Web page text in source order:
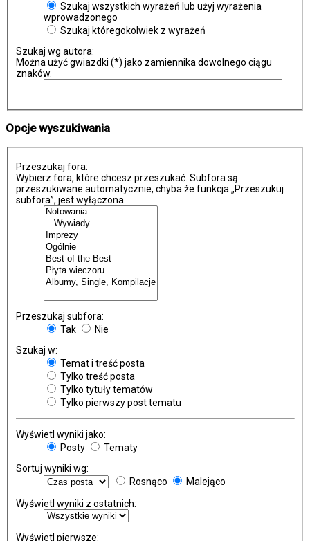
Szukaj wszystkich wyrażeń lub użyj wyrażenia
wprowadzonego
Szukaj któregokolwiek z wyrażeń
Szukaj wg autora:
Można użyć gwiazdki (*) jako zamiennika dowolnego ciągu
znaków.
Opcje wyszukiwania
Przeszukaj fora:
Wybierz fora, które chcesz przeszukać. Subfora są
przeszukiwane automatycznie, chyba że funkcja „Przeszukuj
subfora”, jest wyłączona.
Przeszukaj subfora:
Tak
Nie
Szukaj w:
Temat i treść posta
Tylko treść posta
Tylko tytuły tematów
Tylko pierwszy post tematu
Wyświetl wyniki jako:
Posty
Tematy
Sortuj wyniki wg:
Rosnąco
Malejąco
Wyświetl wyniki z ostatnich:
Wyświetl pierwsze: